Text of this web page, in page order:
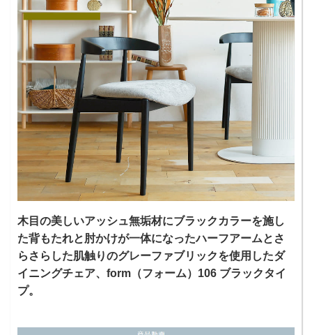
木目の美しいアッシュ無垢材にブラックカラーを施し
た背もたれと肘かけが一体になったハーフアームとさ
らさらした肌触りのグレーファブリックを使用したダ
イニングチェア、form（フォーム）106 ブラックタイ
プ。